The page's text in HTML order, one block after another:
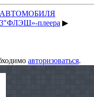
плеера ▶
авторизоваться.